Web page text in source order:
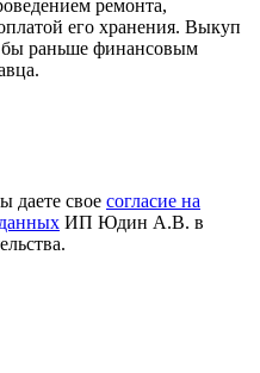
ремонта,
его хранения. Выкуп
бы раньше финансовым
даете свое согласие на
ИП Юдин А.В. в